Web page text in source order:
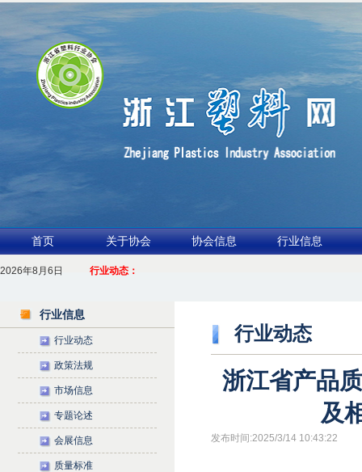
首页 关于协会 协会信息 行业信息
2026年8月6日 行业动态：
1.聚力产业链 共启新征程
行业信息
行业动态
政策法规
市场信息
专题论述
会展信息
质量标准
行业动态
浙江省产品
及
发布时间:2025/3/14 10:43:22